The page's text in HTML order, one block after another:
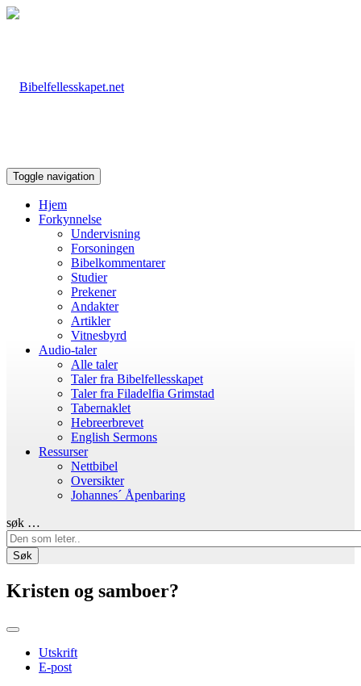
Toggle navigation
Hjem
Forkynnelse
Undervisning
Forsoningen
Bibelkommentarer
Studier
Prekener
Andakter
Artikler
Vitnesbyrd
Audio-taler
Alle taler
Taler fra Bibelfellesskapet
Taler fra Filadelfia Grimstad
Tabernaklet
Hebreerbrevet
English Sermons
Ressurser
Nettbibel
Oversikter
Johannes´ Åpenbaring
søk …
Søk
Kristen og samboer?
Utskrift
E-post